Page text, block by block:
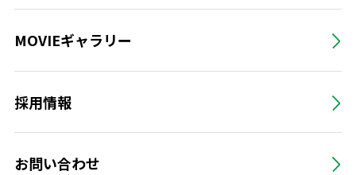
MOVIEギャラリー
採用情報
お問い合わせ